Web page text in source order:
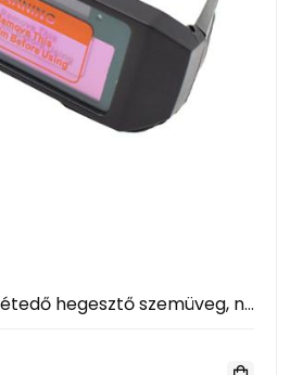
Automatikusan sötétedő hegesztő szemüveg, napelemes akkumulátorral